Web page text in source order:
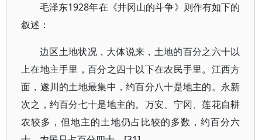
毛泽东1928年在《井冈山的斗争》则作有如下的
叙述：
边区土地状况，大体说来，土地的百分之六十以
上在地主手里，百分之四十以下在农民手里。江西方
面，遂川的土地最集中，约百分八十是地主的。永新
次之，约百分七十是地主的。万安、宁冈、莲花自耕
农较多，但地主的土地仍占比较的多数，约百分六